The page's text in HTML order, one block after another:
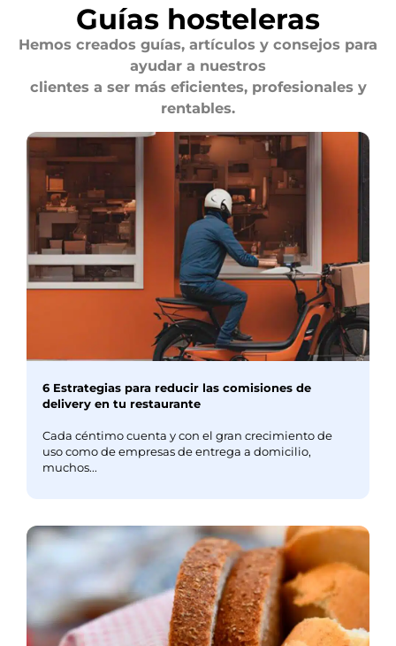
Guías hosteleras
Hemos creados guías, artículos y consejos para
ayudar a nuestros
clientes a ser más eficientes, profesionales y
rentables.
6 Estrategias para reducir las comisiones de
delivery en tu restaurante
Cada céntimo cuenta y con el gran crecimiento de
uso como de empresas de entrega a domicilio,
muchos...